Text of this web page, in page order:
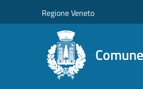
Regione Veneto